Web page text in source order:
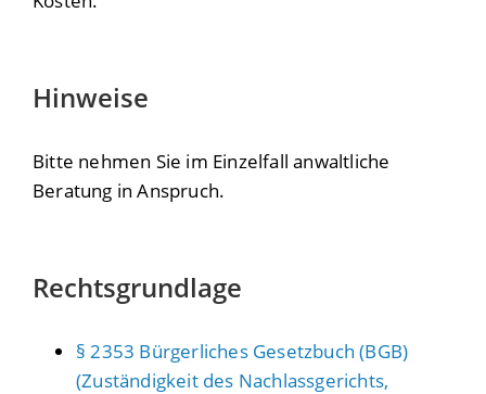
Hinweise
Bitte nehmen Sie im Einzelfall anwaltliche
Beratung in Anspruch.
Rechtsgrundlage
§ 2353 Bürgerliches Gesetzbuch (BGB)
(Zuständigkeit des Nachlassgerichts,